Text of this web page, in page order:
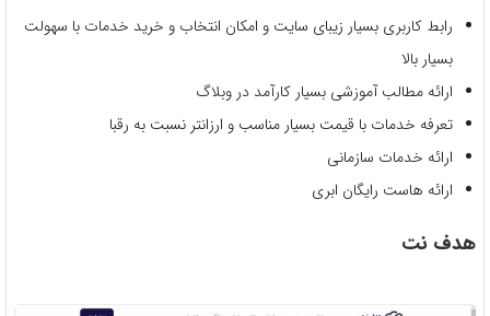
رابط کاربری بسیار زیبای سایت و امکان انتخاب و خرید خدمات با سهولت
بسیار بالا
ارائه مطالب آموزشی بسیار کارآمد در وبلاگ
تعرفه خدمات با قیمت بسیار مناسب و ارزانتر نسبت به رقبا
ارائه خدمات سازمانی
ارائه هاست رایگان ابری
هدف نت